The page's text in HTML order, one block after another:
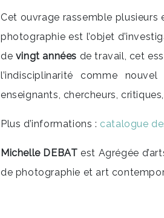
Cet ouvrage rassemble plusieurs
photographie est l’objet
de vingt années de travail, cet
l’indisciplinarité comme
enseignants, chercheurs,
Plus d’informations : catalogue
Michelle DEBAT est Agrégée
de photographie et art